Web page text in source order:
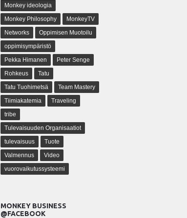
Monkey ideologia
Monkey Philosophy
MonkeyTV
Networks
Oppimisen Muotoilu
oppimisympäristö
Pekka Himanen
Peter Senge
Rohkeus
Tatu
Tatu Tuohimetsä
Team Mastery
Tiimiakatemia
Traveling
tribe
Tulevaisuuden Organisaatiot
tulevaisuus
Tuote
Valmennus
Video
vuorovaikutussysteemi
MONKEY BUSINESS
@FACEBOOK